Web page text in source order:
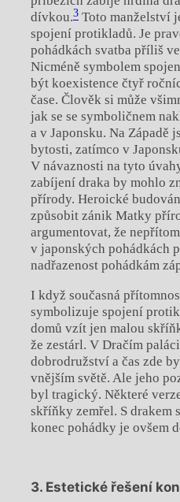
dívkou.3Toto manželství
spojení protikladů. Je
pohádkách svatba příliš
Nicméně symbolem
být koexistence čtyř
čase. Člověk si může
jak se se symboličnem
a v Japonsku. Na Západě
bytosti, zatímco v
V návaznosti na tyto
zabíjení draka by mohlo
přírody. Heroické
způsobit zánik Matky
argumentovat, že
v japonských pohádkách
nadřazenost pohádkám
I když současná
symbolizuje spojení
domů vzít jen malou
že zestárl. V Dračím
dobrodružství a čas zde
vnějším světě. Ale jeho
byl tragický. Některé
skříňky zemřel. S drakem
konec pohádky je ovšem
3. Estetické řešení